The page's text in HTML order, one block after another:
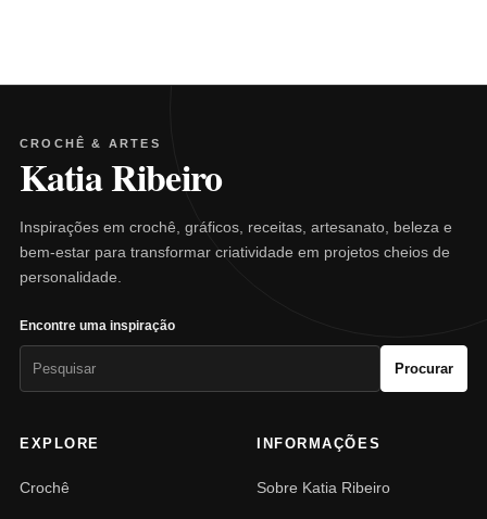
CROCHÊ & ARTES
Katia Ribeiro
Inspirações em crochê, gráficos, receitas, artesanato, beleza e
bem-estar para transformar criatividade em projetos cheios de
personalidade.
Encontre uma inspiração
Procurar
EXPLORE
Crochê
INFORMAÇÕES
Sobre Katia Ribeiro